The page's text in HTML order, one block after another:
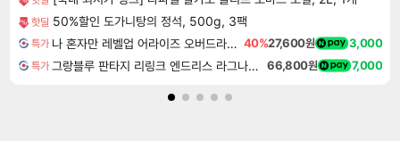
핫딜 50%할인 도가니탕의 정석, 500g, 3팩
특가 나 혼자만 레벨업 어라이즈 오버드라이브 Solo Leveling Arise 40%27,600원 3,000
특가 그랑블루 판타지 리링크 엔드리스 라그나로크 Granblue Fantasy Relink Endless Ragnarok 66,800원 7,000